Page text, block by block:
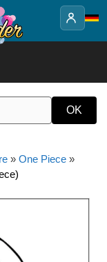
» One Piece »